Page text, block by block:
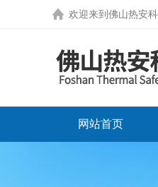
欢迎来到 佛山热安
网站首页